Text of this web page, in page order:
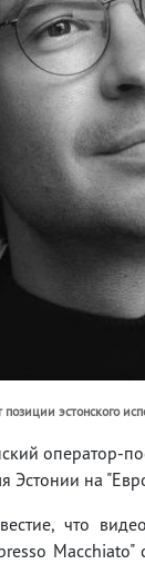
эстонского
оператор-
Эстонии на
что
Macchiato"